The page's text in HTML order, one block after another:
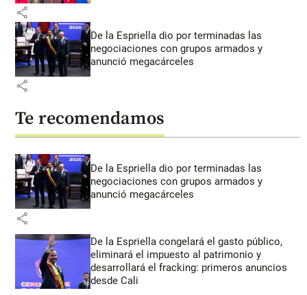
share
De la Espriella dio por terminadas las
negociaciones con grupos armados y
anunció megacárceles
share
Te recomendamos
De la Espriella dio por terminadas las
negociaciones con grupos armados y
anunció megacárceles
share
De la Espriella congelará el gasto público,
eliminará el impuesto al patrimonio y
desarrollará el fracking: primeros anuncios
desde Cali